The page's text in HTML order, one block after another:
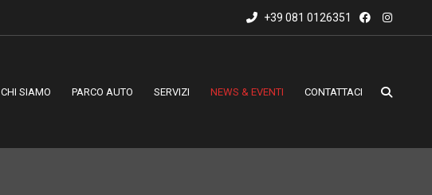
+39 081 0126351
CHI SIAMO PARCO AUTO SERVIZI NEWS & EVENTI CONTATTACI